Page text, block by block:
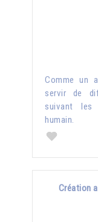
Comme un
servir de
suivant les
humain.
Création